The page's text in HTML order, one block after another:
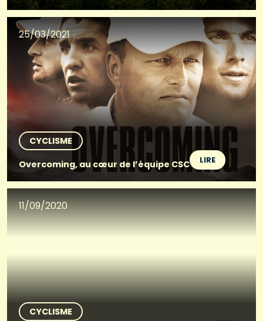
25/03/2021
CYCLISME
Overcoming, au cœur de l’équipe CSC
LIRE
11/09/2020
CYCLISME